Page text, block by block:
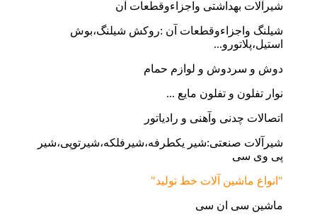
شیرآلات بهداشتی واجزاءوقطعات آن
شیلنگ واجزاءوقطعات آن :روکش شیلنگ،بوش
استیل،پلاتورو...
دوش و سردوش و لوازم حمام
نوار تفلون و تفلون مایع ...
اتصالات چدنی وآهنی و رادیاتور
شیرآلات صنعتی:شیر یکطرفه،شیرفلکه،شیرتوپی،شیر
پی وی سی
"انواع ماشین آلات خط تولید"
ماشین سی ان سی